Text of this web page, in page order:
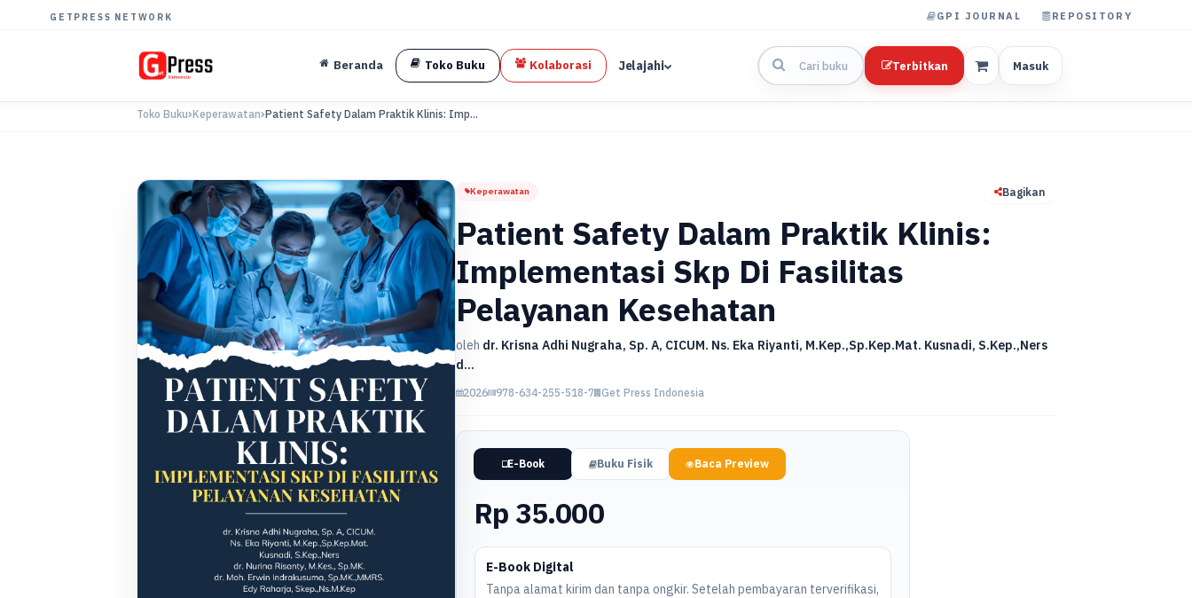
GETPRESS NETWORK GPI JOURNAL REPOSITORY
Beranda Toko Buku Kolaborasi Jelajahi Terbitkan Masuk
Toko Buku Keperawatan Patient Safety Dalam Praktik Klinis: Imp...
Keperawatan Bagikan
Patient Safety Dalam Praktik Klinis:
Implementasi Skp Di Fasilitas
Pelayanan Kesehatan
oleh dr. Krisna Adhi Nugraha, Sp. A, CICUM. Ns. Eka Riyanti, M.Kep.,Sp.Kep.Mat. Kusnadi, S.Kep.,Ners
d...
2026 978-634-255-518-7 Get Press Indonesia
E-Book Buku Fisik Baca Preview
Rp 35.000
E-Book Digital
Tanpa alamat kirim dan tanpa ongkir. Setelah pembayaran terverifikasi,